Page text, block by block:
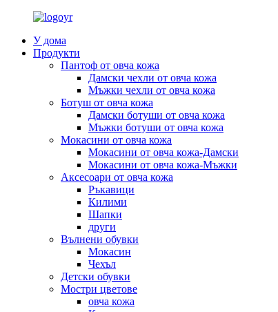
У дома
Продукти
Пантоф от овча кожа
Дамски чехли от овча кожа
Мъжки чехли от овча кожа
Ботуш от овча кожа
Дамски ботуши от овча кожа
Мъжки ботуши от овча кожа
Мокасини от овча кожа
Мокасини от овча кожа-Дамски
Мокасини от овча кожа-Мъжки
Аксесоари от овча кожа
Ръкавици
Килими
Шапки
други
Вълнени обувки
Мокасин
Чехъл
Детски обувки
Мостри цветове
овча кожа